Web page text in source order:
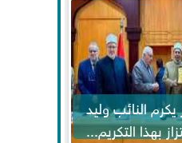
النائب وليد
بهذا التكريم...